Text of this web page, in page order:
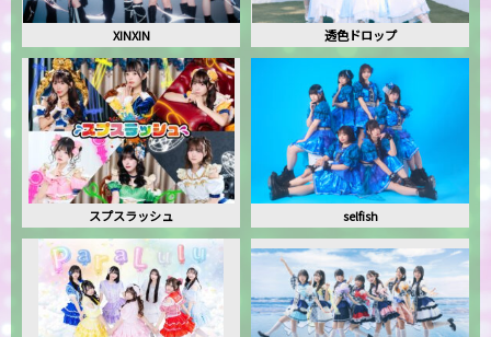
XINXIN 透色ドロップ
スプスラッシュ selfish